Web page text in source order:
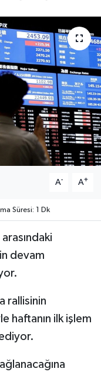
A- A+
Süresi: 1 Dk
devam
rallisinin
haftanın ilk işlem